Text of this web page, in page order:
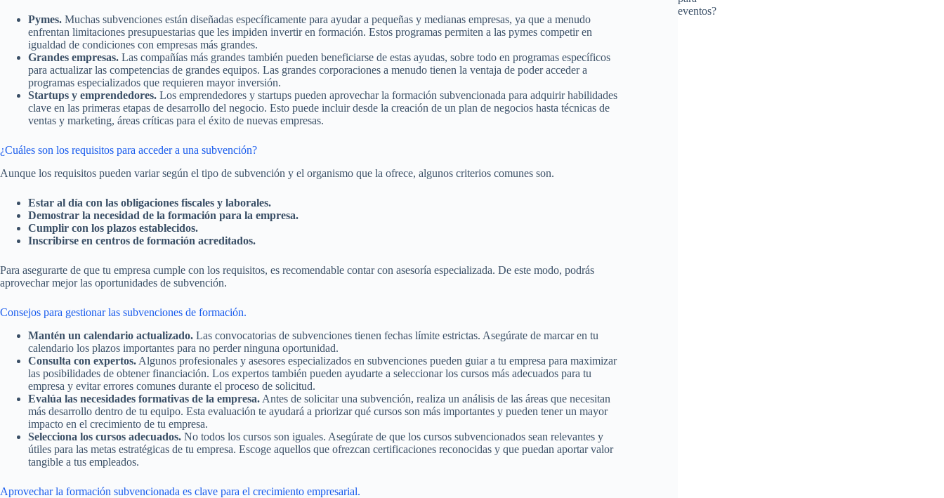
Pymes. Muchas subvenciones están diseñadas específicamente para ayudar a pequeñas y medianas empresas, ya que a menudo
enfrentan limitaciones presupuestarias que les impiden invertir en formación. Estos programas permiten a las pymes competir en
igualdad de condiciones con empresas más grandes.
Grandes empresas. Las compañías más grandes también pueden beneficiarse de estas ayudas, sobre todo en programas específicos
para actualizar las competencias de grandes equipos. Las grandes corporaciones a menudo tienen la ventaja de poder acceder a
programas especializados que requieren mayor inversión.
Startups y emprendedores. Los emprendedores y startups pueden aprovechar la formación subvencionada para adquirir habilidades
clave en las primeras etapas de desarrollo del negocio. Esto puede incluir desde la creación de un plan de negocios hasta técnicas de
ventas y marketing, áreas críticas para el éxito de nuevas empresas.
¿Cuáles son los requisitos para acceder a una subvención?
Aunque los requisitos pueden variar según el tipo de subvención y el organismo que la ofrece, algunos criterios comunes son.
Estar al día con las obligaciones fiscales y laborales.
Demostrar la necesidad de la formación para la empresa.
Cumplir con los plazos establecidos.
Inscribirse en centros de formación acreditados.
Para asegurarte de que tu empresa cumple con los requisitos, es recomendable contar con asesoría especializada. De este modo, podrás
aprovechar mejor las oportunidades de subvención.
Consejos para gestionar las subvenciones de formación.
Mantén un calendario actualizado. Las convocatorias de subvenciones tienen fechas límite estrictas. Asegúrate de marcar en tu
calendario los plazos importantes para no perder ninguna oportunidad.
Consulta con expertos. Algunos profesionales y asesores especializados en subvenciones pueden guiar a tu empresa para maximizar
las posibilidades de obtener financiación. Los expertos también pueden ayudarte a seleccionar los cursos más adecuados para tu
empresa y evitar errores comunes durante el proceso de solicitud.
Evalúa las necesidades formativas de la empresa. Antes de solicitar una subvención, realiza un análisis de las áreas que necesitan
más desarrollo dentro de tu equipo. Esta evaluación te ayudará a priorizar qué cursos son más importantes y pueden tener un mayor
impacto en el crecimiento de tu empresa.
Selecciona los cursos adecuados. No todos los cursos son iguales. Asegúrate de que los cursos subvencionados sean relevantes y
útiles para las metas estratégicas de tu empresa. Escoge aquellos que ofrezcan certificaciones reconocidas y que puedan aportar valor
tangible a tus empleados.
Aprovechar la formación subvencionada es clave para el crecimiento empresarial.